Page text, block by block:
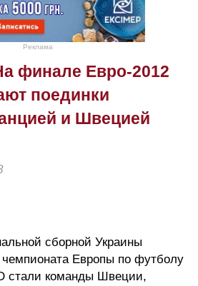
Реклама
финале Евро-2012
поединки
и Швецией
сборной Украины
Европы по футболу
стали команды Швеции,